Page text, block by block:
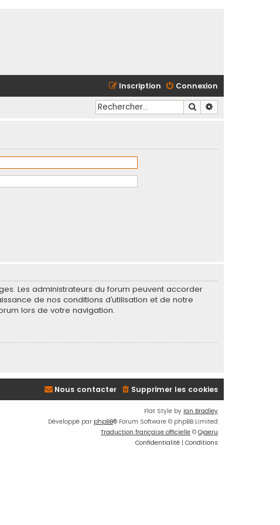
Connexion
Inscription
Rechercher
Les administrateurs du forum peuvent accorder
de nos conditions d’utilisation et de notre
lors de votre navigation.
Supprimer les cookies
Nous contacter
Flat Style by Ian Bradley
Développé par phpBB® Forum Software © phpBB Limited
Traduction française officielle © Qiaeru
Confidentialité | Conditions